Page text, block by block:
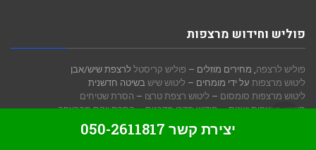
פוליש וחידוש מרצפות
פוליש לרצפה, מחירים מוזלים – פוליש קריסטל לרצפת שיש/אבן
ליטוש מרצפות על ידי מומחים – ליטוש שישבשיטה חדשנית
ליטוש מרצפות סומסום – ליטוש רצפת טרצו – הסרת שטיחים
חידוש מרצפות ישנות–חידוש חדרי מדרגות–הסרת ווקס מהרצפה
הברקה קריסטלית לרצפות גלילה יצירת קשר 050-2611817